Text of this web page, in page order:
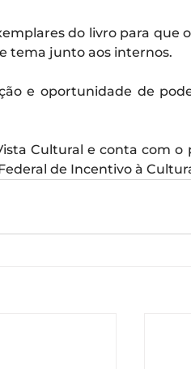
do livro para que
tema junto aos internos.
e oportunidade de
Cultural e conta com o
de Incentivo à